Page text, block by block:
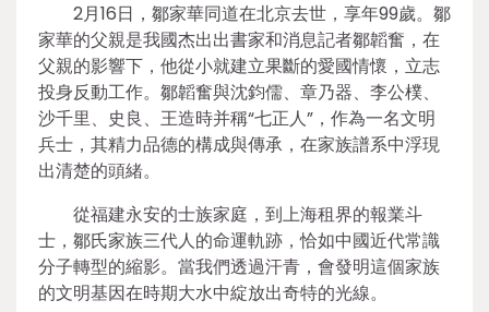
2月16日，鄒家華同道在北京去世，享年99歲。鄒
家華的父親是我國杰出出書家和消息記者鄒韜奮，在
父親的影響下，他從小就建立果斷的愛國情懷，立志
投身反動工作。鄒韜奮與沈鈞儒、章乃器、李公樸、
沙千里、史良、王造時并稱“七正人”，作為一名文明
兵士，其精力品德的構成與傳承，在家族譜系中浮現
出清楚的頭緒。
從福建永安的士族家庭，到上海租界的報業斗
士，鄒氏家族三代人的命運軌跡，恰如中國近代常識
分子轉型的縮影。當我們透過汗青，會發明這個家族
的文明基因在時期大水中綻放出奇特的光線。